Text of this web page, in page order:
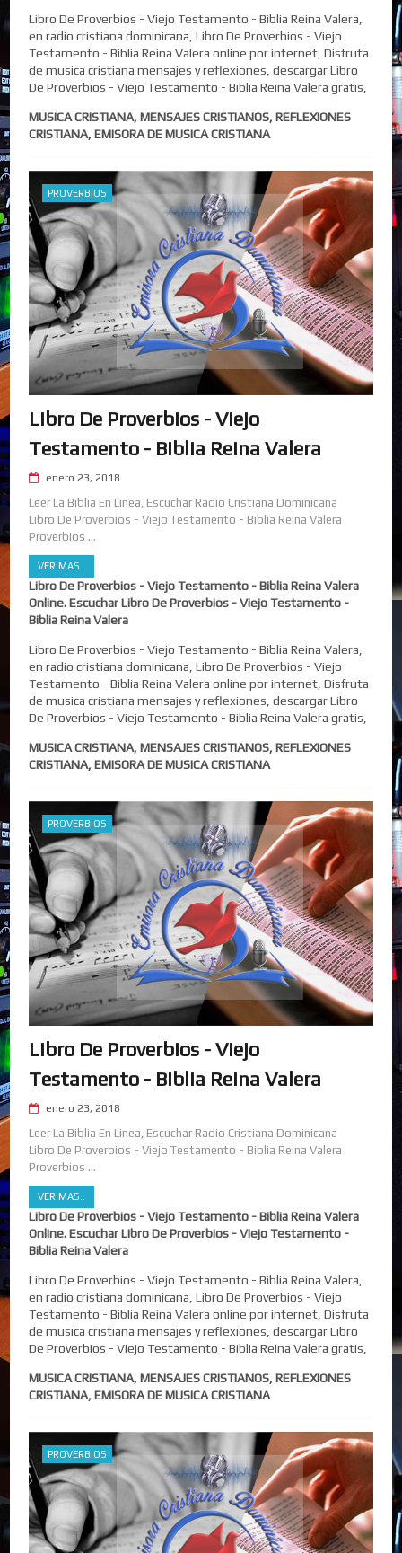
Libro De Proverbios - Viejo Testamento - Biblia Reina Valera,
en radio cristiana dominicana, Libro De Proverbios - Viejo
Testamento - Biblia Reina Valera online por internet, Disfruta
de musica cristiana mensajes y reflexiones, descargar Libro
De Proverbios - Viejo Testamento - Biblia Reina Valera gratis,
MUSICA CRISTIANA, MENSAJES CRISTIANOS, REFLEXIONES
CRISTIANA, EMISORA DE MUSICA CRISTIANA
PROVERBIOS
Libro De Proverbios - Viejo
Testamento - Biblia Reina Valera
enero 23, 2018
Leer La Biblia En Linea, Escuchar Radio Cristiana Dominicana
Libro De Proverbios - Viejo Testamento - Biblia Reina Valera
Proverbios ...
VER MAS..
Libro De Proverbios - Viejo Testamento - Biblia Reina Valera
Online. Escuchar Libro De Proverbios - Viejo Testamento -
Biblia Reina Valera
Libro De Proverbios - Viejo Testamento - Biblia Reina Valera,
en radio cristiana dominicana, Libro De Proverbios - Viejo
Testamento - Biblia Reina Valera online por internet, Disfruta
de musica cristiana mensajes y reflexiones, descargar Libro
De Proverbios - Viejo Testamento - Biblia Reina Valera gratis,
MUSICA CRISTIANA, MENSAJES CRISTIANOS, REFLEXIONES
CRISTIANA, EMISORA DE MUSICA CRISTIANA
PROVERBIOS
Libro De Proverbios - Viejo
Testamento - Biblia Reina Valera
enero 23, 2018
Leer La Biblia En Linea, Escuchar Radio Cristiana Dominicana
Libro De Proverbios - Viejo Testamento - Biblia Reina Valera
Proverbios ...
VER MAS..
Libro De Proverbios - Viejo Testamento - Biblia Reina Valera
Online. Escuchar Libro De Proverbios - Viejo Testamento -
Biblia Reina Valera
Libro De Proverbios - Viejo Testamento - Biblia Reina Valera,
en radio cristiana dominicana, Libro De Proverbios - Viejo
Testamento - Biblia Reina Valera online por internet, Disfruta
de musica cristiana mensajes y reflexiones, descargar Libro
De Proverbios - Viejo Testamento - Biblia Reina Valera gratis,
MUSICA CRISTIANA, MENSAJES CRISTIANOS, REFLEXIONES
CRISTIANA, EMISORA DE MUSICA CRISTIANA
PROVERBIOS